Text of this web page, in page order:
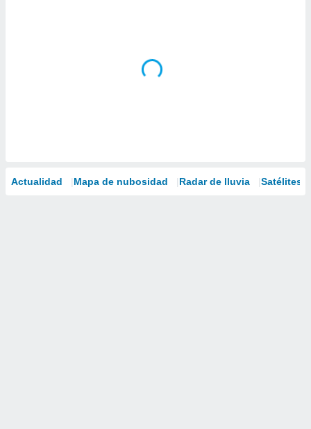
Actualidad Mapa de nubosidad Radar de lluvia Satélites